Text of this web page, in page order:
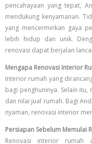
pencahayaan yang tepat,
mendukung kenyamanan.
yang mencerminkan gaya
lebih hidup dan unik.
renovasi dapat berjalan
Mengapa Renovasi Interior
Interior rumah yang
bagi penghuninya. Selain
dan nilai jual rumah. Bagi
nyaman, renovasi interior
Persiapan Sebelum Memulai
Renovasi interior rumah